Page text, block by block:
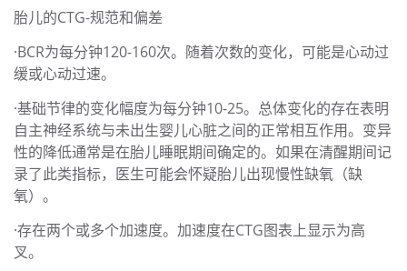
胎儿的CTG-规范和偏差
·BCR为每分钟120-160次。随着次数的变化，可能是心动过
缓或心动过速。
·基础节律的变化幅度为每分钟10-25。总体变化的存在表明
自主神经系统与未出生婴儿心脏之间的正常相互作用。变异
性的降低通常是在胎儿睡眠期间确定的。如果在清醒期间记
录了此类指标，医生可能会怀疑胎儿出现慢性缺氧（缺
氧）。
·存在两个或多个加速度。加速度在CTG图表上显示为高
叉。